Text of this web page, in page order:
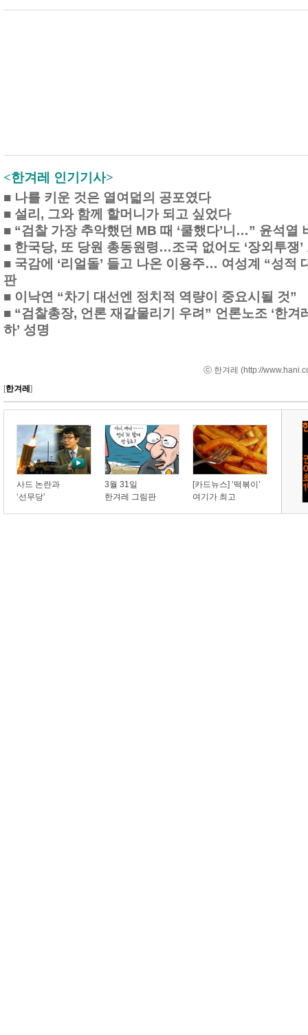
<한겨레 인기기사>
■ 나를 키운 것은 열여덟의 공포였다
■ 설리, 그와 함께 할머니가 되고 싶었다
■ “검찰 가장 추악했던 MB 때 ‘쿨했다’니…” 윤석열
■ 한국당, 또 당원 총동원령…조국 없어도 ‘장외투쟁’
■ 국감에 ‘리얼돌’ 들고 나온 이용주… 여성계 “성적
판
■ 이낙연 “차기 대선엔 정치적 역량이 중요시될 것”
■ “검찰총장, 언론 재갈물리기 우려” 언론노조 ‘한겨
하’ 성명
ⓒ 한겨레 (http://
[한겨레 ]
사드 논란과
‘선무당’
3월 31일
한겨레 그림판
[카드뉴스] ‘떡볶이’
여기가 최고